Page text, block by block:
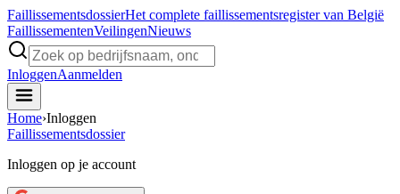
FaillissementsdossierHet complete faillissementsregister van België
FaillissementenVeilingenNieuws
InloggenAanmelden
Home›Inloggen
Faillissementsdossier
Inloggen op je account